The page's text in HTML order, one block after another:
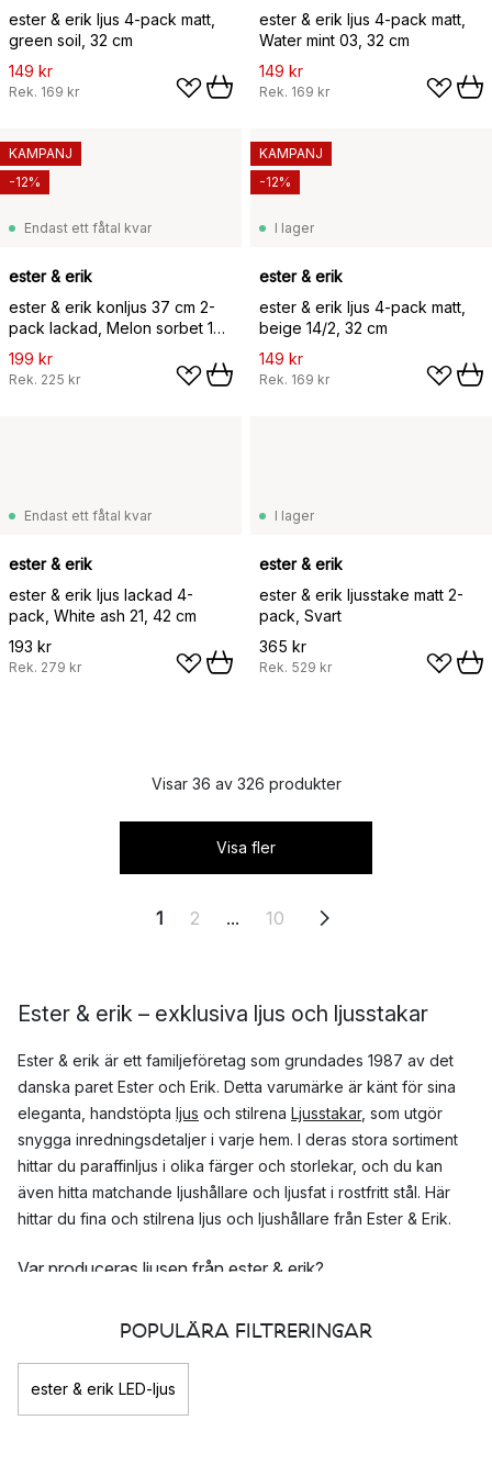
ester & erik ljus 4-pack matt,
green soil, 32 cm
149 kr
Rek. 169 kr
ester & erik ljus 4-pack matt,
Water mint 03, 32 cm
149 kr
Rek. 169 kr
Endast ett fåtal kvar
ester & erik
ester & erik konljus 37 cm 2-
pack lackad, Melon sorbet 19-
0
199 kr
Rek. 225 kr
KAMPANJ
-12%
I lager
ester & erik
ester & erik ljus 4-pack matt,
beige 14/2, 32 cm
149 kr
Rek. 169 kr
KAMPANJ
-12%
Endast ett fåtal kvar
ester & erik
ester & erik ljus lackad 4-
pack, White ash 21, 42 cm
193 kr
Rek. 279 kr
I lager
ester & erik
ester & erik ljusstake matt 2-
pack, Svart
365 kr
Rek. 529 kr
Visar 36 av 326 produkter
Visa fler
1 2 ... 10
Ester & erik – exklusiva ljus och ljusstakar
Ester & erik är ett familjeföretag som grundades 1987 av det
danska paret Ester och Erik. Detta varumärke är känt för sina
eleganta, handstöpta ljus och stilrena Ljusstakar, som utgör
snygga inredningsdetaljer i varje hem. I deras stora sortiment
hittar du paraffinljus i olika färger och storlekar, och du kan
även hitta matchande ljushållare och ljusfat i rostfritt stål. Här
hittar du fina och stilrena ljus och ljushållare från Ester & Erik.
Var produceras ljusen från ester & erik?
produktionsprocessen är fokuserad på två kriterier: kvaliteten
på råvarorna, och det slutliga utseendet på ljusen.
Vad är paraffin?
POPULÄRA FILTRERINGAR
ester & erik LED-ljus